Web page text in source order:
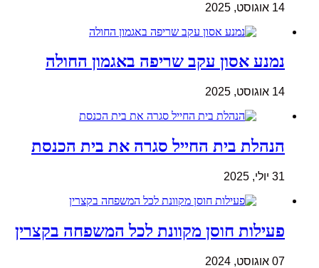
14 אוגוסט, 2025
נמנע אסון עקב שריפה באגמון החולה
14 אוגוסט, 2025
הנהלת בית החייל סגרה את בית הכנסת
31 יולי, 2025
פעילות חוסן מקוונת לכל המשפחה בקצרין
07 אוגוסט, 2024